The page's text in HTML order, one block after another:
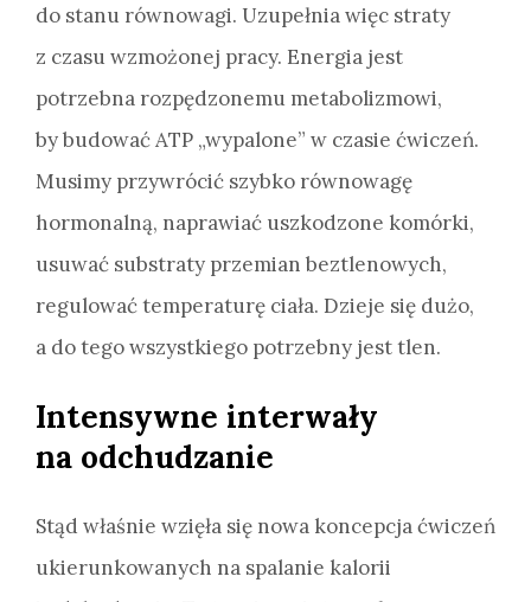
do stanu równowagi. Uzupełnia więc straty
z czasu wzmożonej pracy. Energia jest
potrzebna rozpędzonemu metabolizmowi,
by budować ATP „wypalone” w czasie ćwiczeń.
Musimy przywrócić szybko równowagę
hormonalną, naprawiać uszkodzone komórki,
usuwać substraty przemian beztlenowych,
regulować temperaturę ciała. Dzieje się dużo,
a do tego wszystkiego potrzebny jest tlen.
Intensywne interwały
na odchudzanie
Stąd właśnie wzięła się nowa koncepcja ćwiczeń
ukierunkowanych na spalanie kalorii